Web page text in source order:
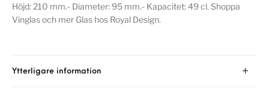
Höjd: 210 mm.- Diameter: 95 mm.- Kapacitet: 49 cl. Shoppa
Vinglas och mer Glas hos Royal Design.
Ytterligare information